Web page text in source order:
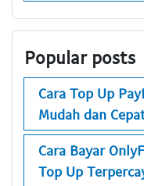
Popular posts
Cara Top Up
Mudah dan
Cara Bayar
Top Up